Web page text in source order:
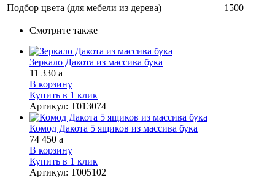
Подбор цвета (для мебели из дерева)
1500
Смотрите также
Зеркало Дакота из массива бука
11 330 a
В корзину
Купить в 1 клик
Артикул: Т013074
Комод Дакота 5 ящиков из массива бука
74 450 a
В корзину
Купить в 1 клик
Артикул: Т005102